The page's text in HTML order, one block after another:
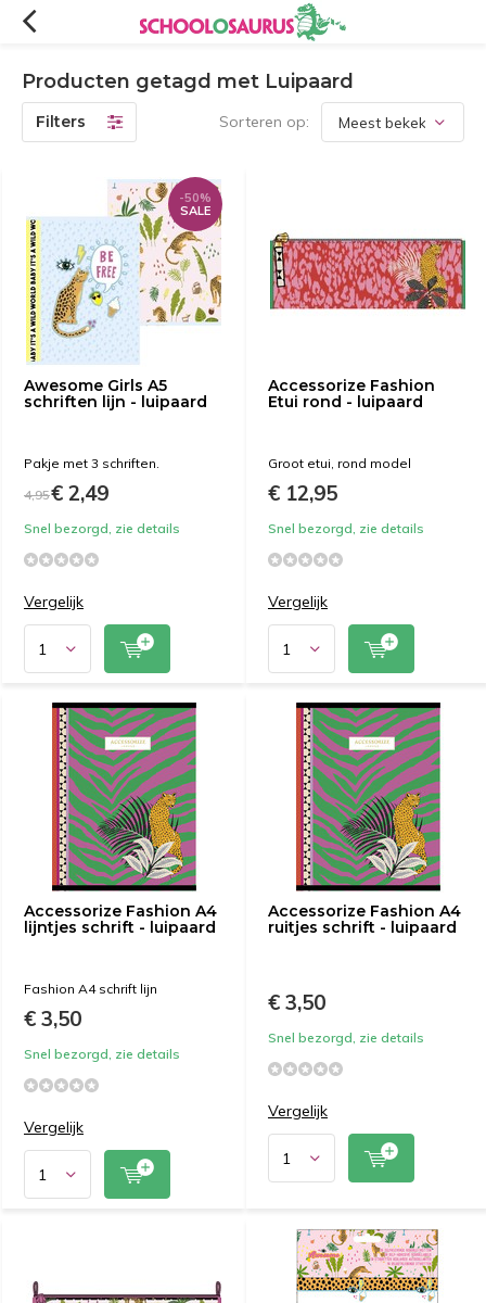
Producten getagd met Luipaard
Filters Sorteren op:
Awesome Girls A5
schriften lijn - luipaard
-50%
SALE
Pakje met 3 schriften.
4,95€ 2,49
Snel bezorgd, zie details
Vergelijk
Accessorize Fashion
Etui rond - luipaard
Groot etui, rond model
€ 12,95
Snel bezorgd, zie details
Vergelijk
Accessorize Fashion A4
lijntjes schrift - luipaard
Fashion A4 schrift lijn
€ 3,50
Snel bezorgd, zie details
Vergelijk
Accessorize Fashion A4
ruitjes schrift - luipaard
€ 3,50
Snel bezorgd, zie details
Vergelijk